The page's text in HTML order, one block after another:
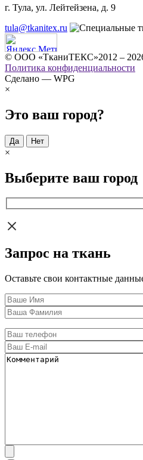
г. Тула, ул. Лейтейзена, д. 9
tula@tkanitex.ru
© ООО «ТканиТЕКС»2012 –
Политика конфиденциальности
Сделано — WPG
×
Это ваш город?
Да Нет
×
Выберите ваш город
Запрос на ткань
Оставьте свои контактные